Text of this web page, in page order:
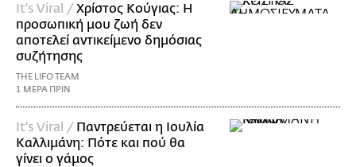
It's Viral /Χρίστος Κούγιας: Η
προσωπική μου ζωή δεν
αποτελεί αντικείμενο δημόσιας
συζήτησης
THE LIFO TEAM
1 ΜΕΡΑ ΠΡΙΝ
It's Viral / Παντρεύεται η Ιουλία
Καλλιμάνη: Πότε και πού θα
γίνει ο γάμος